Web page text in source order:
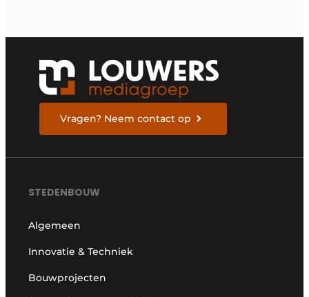
Vragen? Neem contact op
STEDENBOUW
Algemeen
Innovatie & Techniek
Bouwprojecten